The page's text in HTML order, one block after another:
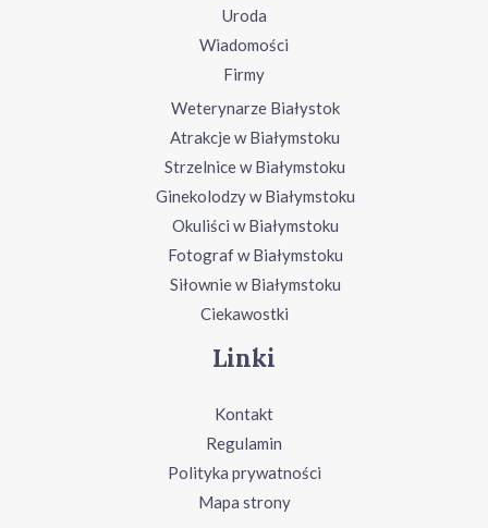
Uroda
Wiadomości
Firmy
Weterynarze Białystok
Atrakcje w Białymstoku
Strzelnice w Białymstoku
Ginekolodzy w Białymstoku
Okuliści w Białymstoku
Fotograf w Białymstoku
Siłownie w Białymstoku
Ciekawostki
Linki
Kontakt
Regulamin
Polityka prywatności
Mapa strony